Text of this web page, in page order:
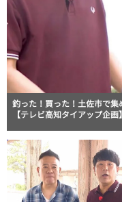
釣った！買った！土佐市で集
【テレビ高知タイアップ企